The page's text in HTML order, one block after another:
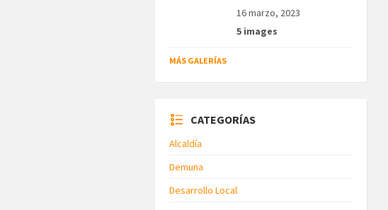
16 marzo, 2023
5 images
MÁS GALERÍAS
CATEGORÍAS
Alcaldía
Demuna
Desarrollo Local